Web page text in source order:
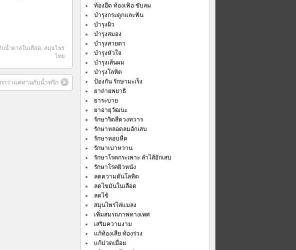
บน้ำตาลในเลือด, สมุนไพร
ไทย
กว่าแค่ทานกับน้ำพริก
ท้องอืด ท้องเฟ้อ ขับลม
บำรุงกระดูกและฟัน
บำรุงผิว
บำรุงสมอง
บำรุงสายตา
บำรุงหัวใจ
บำรุงเส้นผม
บำรุงโลหิต
ป้องกัน รักษามะเร็ง
ยาถ่ายพยาธิ
ยาระบาย
ยาอายุวัฒนะ
รักษาริดสีดวงทวาร
รักษาหลอดลมอักเสบ
รักษาหอบหืด
รักษาเบาหวาน
รักษาโรคกระเพาะ ลำไส้อักเสบ
รักษาโรคผิวหนัง
ลดความดันโลหิต
ลดไขมันในเลือด
ลดไข้
สมุนไพรไล่แมลง
เพิ่มสมรถภาพทางเพศ
เสริมความงาม
แก้ท้องเสีย ท้องร่วง
แก้ปวดเมื่อย